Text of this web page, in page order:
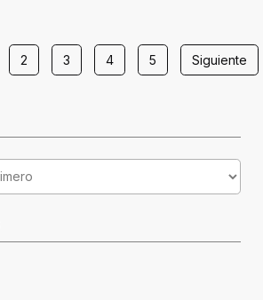
2 3 4 5 Siguiente